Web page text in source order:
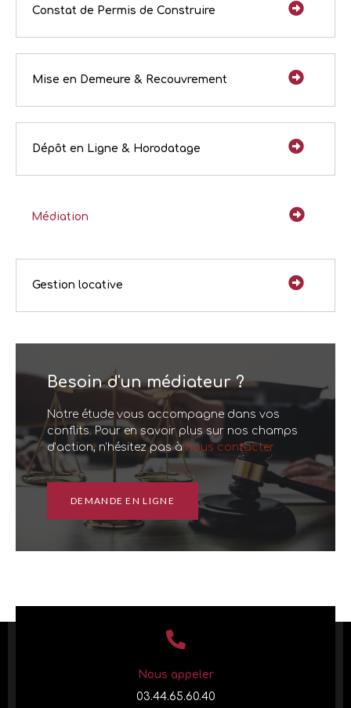
Constat de Permis de Construire
Mise en Demeure & Recouvrement
Dépôt en Ligne & Horodatage
Médiation
Gestion locative
Besoin d'un médiateur ?
Notre étude vous accompagne dans vos
conflits. Pour en savoir plus sur nos champs
d’action, n’hésitez pas ànous contacter
DEMANDE EN LIGNE
Nous appeler
03.44.65.60.40